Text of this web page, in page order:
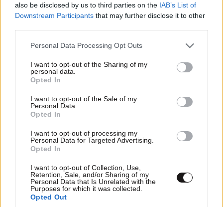
also be disclosed by us to third parties on the IAB’s List of
Downstream Participants that may further disclose it to other
Please note that this website/app uses one or more Google
not limited to your visit or usage behaviour. You may click to
grant or deny consent to Google and its third-party tags to
use your data for below specified purposes in below Google
consent section.
Personal Data Processing Opt Outs
I want to opt-out of the Sharing of my
personal data.
Opted In
I want to opt-out of the Sale of my
Personal Data.
Opted In
I want to opt-out of processing my
Personal Data for Targeted Advertising.
Opted In
I want to opt-out of Collection, Use,
Retention, Sale, and/or Sharing of my
Personal Data that Is Unrelated with the
Purposes for which it was collected.
Opted Out
Απαντήστε